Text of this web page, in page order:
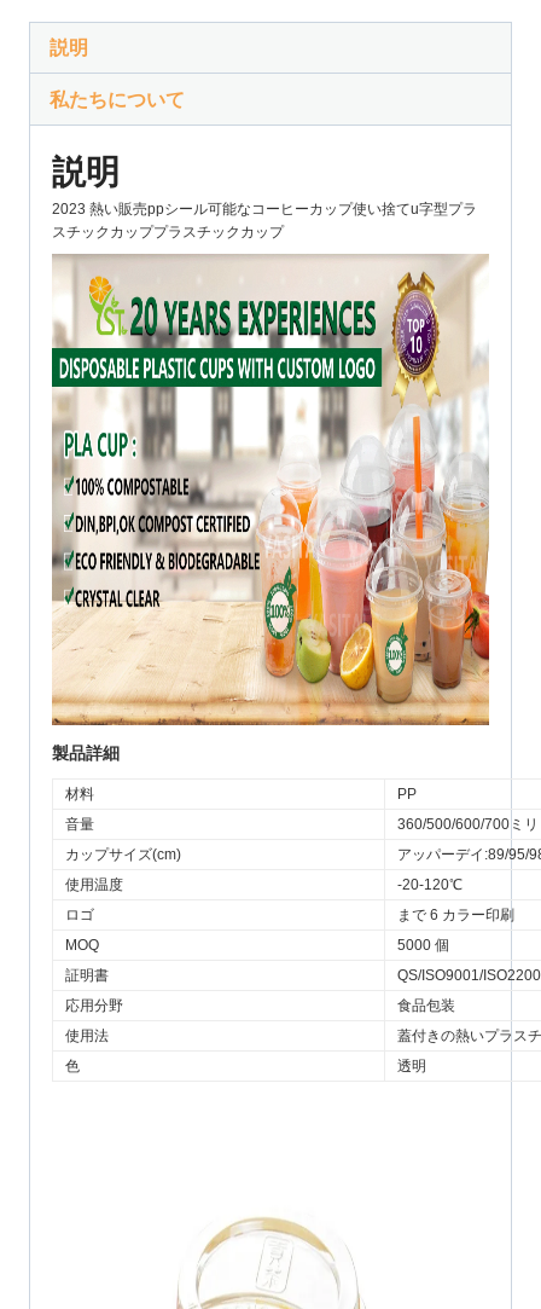
説明
私たちについて
説明
2023 熱い販売ppシール可能なコーヒーカップ使い捨てu字型プラ
スチックカッププラスチックカップ
製品詳細
材料
PP
音量
360/500/600/700ミ
カップサイズ(cm)
アッパーデイ:89/95/
使用温度
-20-120℃
ロゴ
まで 6 カラー印刷
MOQ
5000 個
証明書
QS/ISO9001/
応用分野
食品包装
使用法
蓋付きの熱いプラス
色
透明